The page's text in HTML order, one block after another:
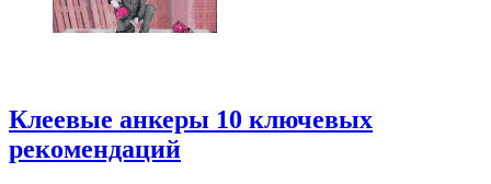
Клеевые анкеры 10 ключевых
рекомендаций